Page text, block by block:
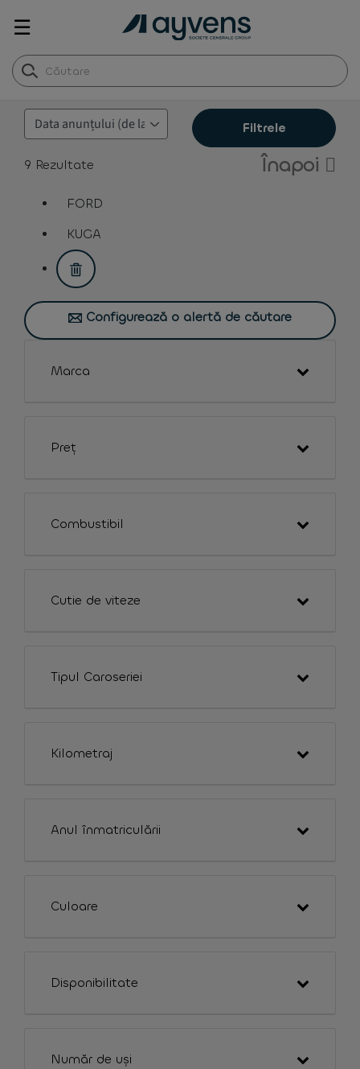
☰
Filtrele
9 Rezultate Înapoi
FORD
KUGA
assistive.text.remove.filter.button
Configurează o alertă de căutare
Marca
Preț
Combustibil
Cutie de viteze
Tipul Caroseriei
Kilometraj
Anul înmatriculării
Culoare
Disponibilitate
Număr de uși